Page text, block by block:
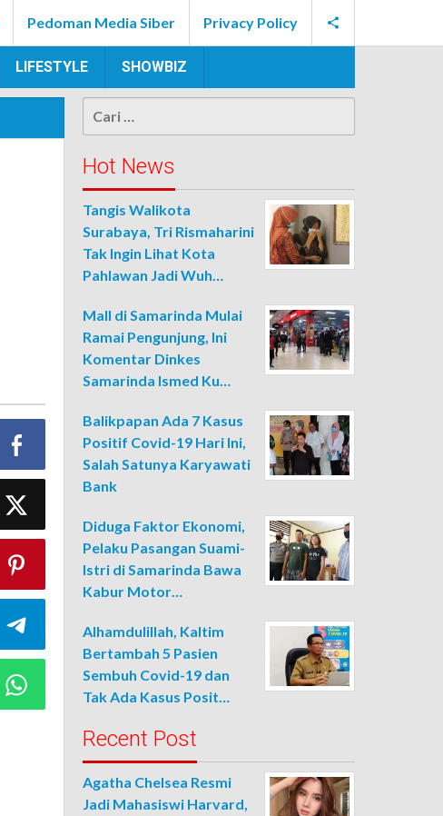
Pedoman Media Siber Privacy Policy
LIFESTYLE SHOWBIZ
Cari
untuk:
Hot News
Tangis Walikota
Surabaya, Tri Rismaharini
Tak Ingin Lihat Kota
Pahlawan Jadi Wuh…
Mall di Samarinda Mulai
Ramai Pengunjung, Ini
Komentar Dinkes
Samarinda Ismed Ku…
Balikpapan Ada 7 Kasus
Positif Covid-19 Hari Ini,
Salah Satunya Karyawati
Bank
Diduga Faktor Ekonomi,
Pelaku Pasangan Suami-
Istri di Samarinda Bawa
Kabur Motor…
Alhamdulillah, Kaltim
Bertambah 5 Pasien
Sembuh Covid-19 dan
Tak Ada Kasus Posit…
Recent Post
Agatha Chelsea Resmi
Jadi Mahasiswi Harvard,